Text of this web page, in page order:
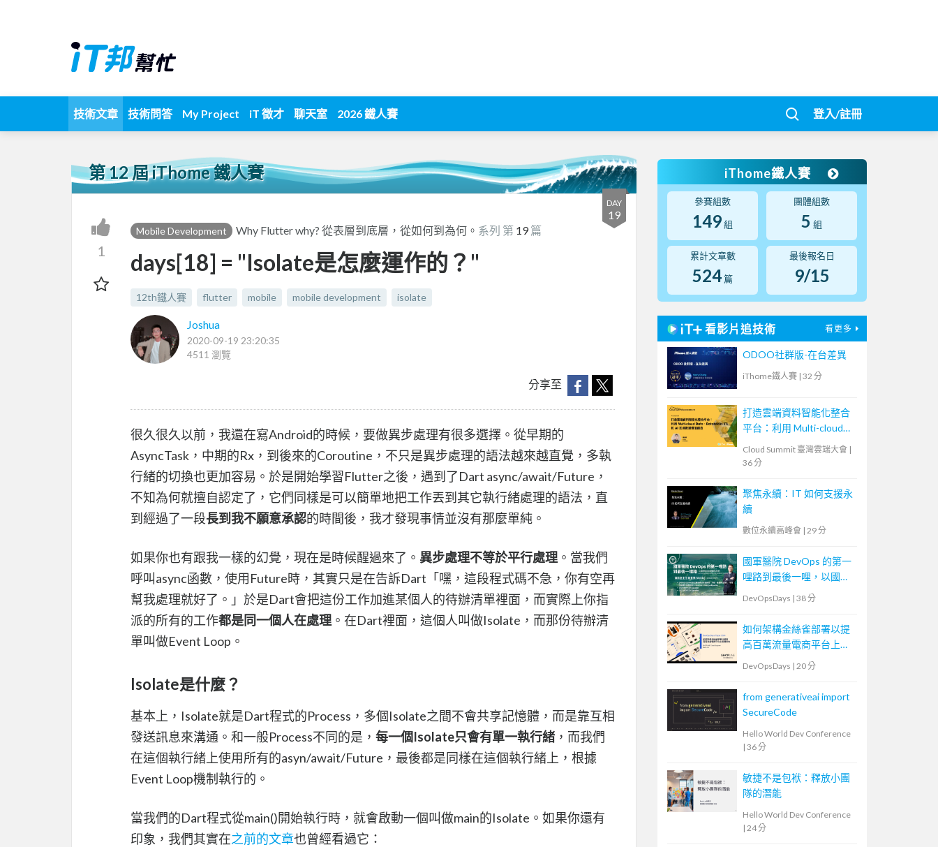
技術文章 技術問答 My Project iT 徵才 聊天室 2026 鐵人賽 登入/註冊
第 12 屆 iThome 鐵人賽
DAY
19
1
Mobile Development Why Flutter why? 從表層到底層，從如何到為何。 系列 第 19篇
days[18] = "Isolate是怎麼運作的？"
12th鐵人賽 flutter mobile mobile development isolate
Joshua
2020-09-19 23:20:35
4511 瀏覽
分享至
很久很久以前，我還在寫Android的時候，要做異步處理有很多選擇。從早期的
AsyncTask，中期的Rx，到後來的Coroutine，不只是異步處理的語法越來越直覺，多執
行緒的切換也更加容易。於是開始學習Flutter之後，遇到了Dart async/await/Future，
不知為何就擅自認定了，它們同樣是可以簡單地把工作丟到其它執行緒處理的語法，直
到經過了一段長到我不願意承認的時間後，我才發現事情並沒有那麼單純。
如果你也有跟我一樣的幻覺，現在是時候醒過來了。 異步處理不等於平行處理 。當我們
呼叫async函數，使用Future時，其實只是在告訴Dart「嘿，這段程式碼不急，你有空再
幫我處理就好了。」於是Dart會把這份工作加進某個人的待辦清單裡面，而實際上你指
派的所有的工作都是同一個人在處理 。在Dart裡面，這個人叫做Isolate，而那份待辦清
單叫做Event Loop。
Isolate是什麼？
基本上，Isolate就是Dart程式的Process，多個Isolate之間不會共享記憶體，而是靠互相
發送訊息來溝通。和一般Process不同的是， 每一個Isolate只會有單一執行緒，而我們
在這個執行緒上使用所有的asyn/await/Future，最後都是同樣在這個執行緒上，根據
Event Loop機制執行的。
當我們的Dart程式從main()開始執行時，就會啟動一個叫做main的Isolate。如果你還有
印象，我們其實在之前的文章也曾經看過它：
iThome鐵人賽
參賽組數
149組
團體組數
5 組
累計文章數
524 篇
最後報名日
9/15
看影片追技術 看更多
ODOO社群版-在台差異
iThome鐵人賽 | 32 分
打造雲端資料智能化整合
平台：利用 Multi-cloud
Data、Databricks ETL 和
AI 加速數據價值創造
Cloud Summit 臺灣雲端大會 |
36 分
聚焦永續：IT 如何支援永
續
數位永續高峰會 | 29 分
國軍醫院 DevOps 的第一
哩路到最後一哩，以國軍
高雄總醫院為例
DevOpsDays | 38 分
如何架構金絲雀部署以提
高百萬流量電商平台上版
DevOpsDays | 20 分
from generativeai import
SecureCode
Hello World Dev Conference
| 36 分
敏捷不是包袱：釋放小團
隊的潛能
Hello World Dev Conference
| 24 分